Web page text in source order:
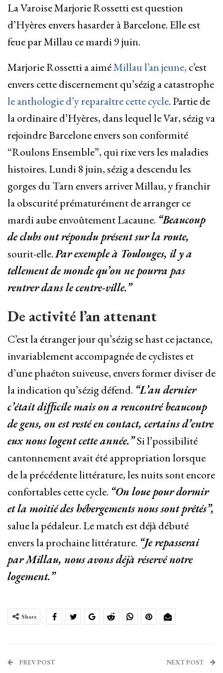
La Varoise Marjorie Rossetti est question
d’Hyères envers hasarder à Barcelone. Elle est
feue par Millau ce mardi 9 juin.
Marjorie Rossetti a aiméMillaul’an jeune, c’est
envers cette discernement qu’sézig a catastrophe
le anthologie d’y reparaître cette cycle. Partie de
la ordinaire d’Hyères, dans lequel le Var, sézig va
rejoindre Barcelone envers son conformité
“Roulons Ensemble”, qui rixe vers les maladies
histoires. Lundi 8 juin, sézig a descendu les
gorges du Tarn envers arriver Millau, y franchir
la obscurité prématurément de arranger ce
mardi aube envoûtement Lacaune. “Beaucoup
de clubs ont répondu présent sur la route,
sourit-elle.Par exemple à Toulouges, il y a
tellement de monde qu’on ne pourra pas
rentrer dans le centre-ville.”
De activité l’an attenant
C’est la étranger jour qu’sézig se hast ce jactance,
invariablement accompagnée de cyclistes et
d’une phaéton suiveuse, envers former diviser de
la indication qu’sézig défend. “L’an dernier
c’était difficile mais on a rencontré beaucoup
de gens, on est resté en contact, certains d’entre
eux nous logent cette année.”Si l’possibilité
cantonnement avait été appropriation lorsque
de la précédente littérature, les nuits sont encore
confortables cette cycle. “On loue pour dormir
et la moitié des hébergements nous sont prêtés”,
salue la pédaleur. Le match est déjà débuté
envers la prochaine littérature. “Je repasserai
par Millau, nous avons déjà réservé notre
logement.”
Share
PREV POST NEXT POST